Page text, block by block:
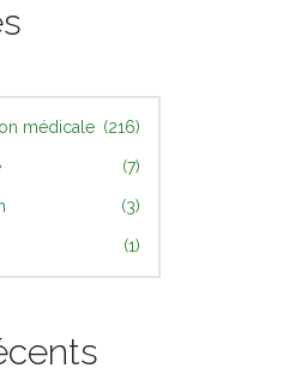
médicale (216)
(7)
(3)
(1)